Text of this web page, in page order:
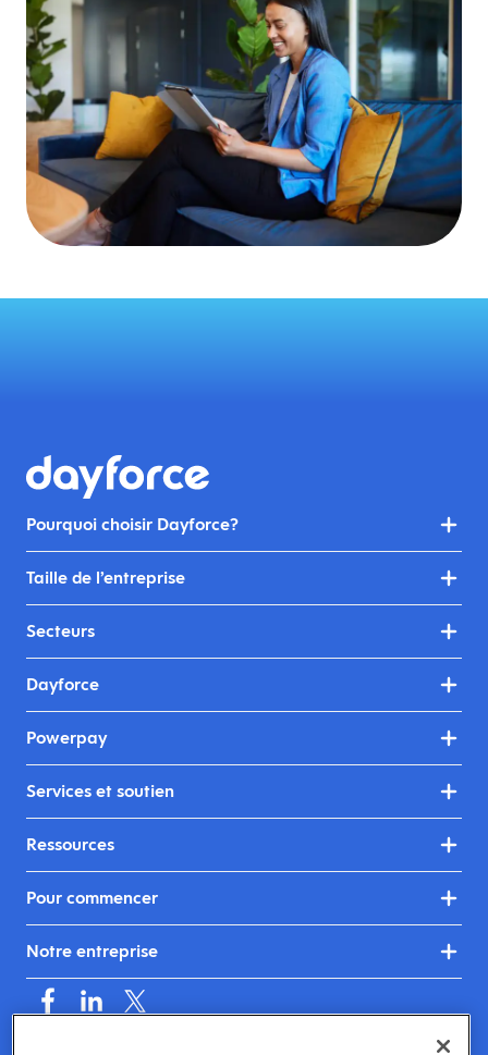
Pourquoi choisir Dayforce?
Taille de l’entreprise
Secteurs
Dayforce
Powerpay
Services et soutien
Ressources
Pour commencer
Notre entreprise